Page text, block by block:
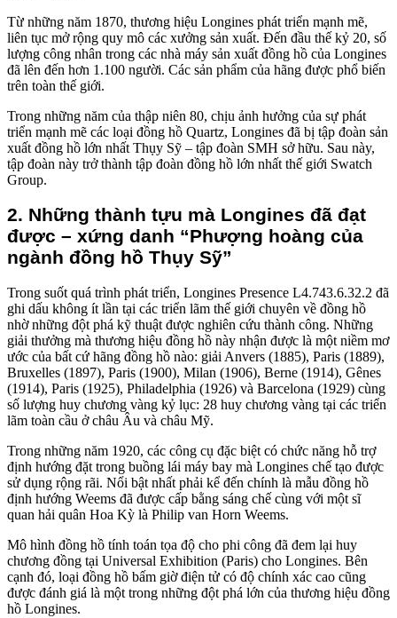
Từ những năm 1870, thương hiệu Longines phát triển mạnh mẽ,
liên tục mở rộng quy mô các xưởng sản xuất. Đến đầu thế kỷ 20, số
lượng công nhân trong các nhà máy sản xuất đồng hồ của Longines
đã lên đến hơn 1.100 người. Các sản phẩm của hãng được phổ biến
trên toàn thế giới.
Trong những năm của thập niên 80, chịu ảnh hưởng của sự phát
triển mạnh mẽ các loại đồng hồ Quartz, Longines đã bị tập đoàn sản
xuất đồng hồ lớn nhất Thụy Sỹ – tập đoàn SMH sở hữu. Sau này,
tập đoàn này trở thành tập đoàn đồng hồ lớn nhất thế giới Swatch
Group.
2. Những thành tựu mà Longines đã đạt
được – xứng danh “Phượng hoàng của
ngành đồng hồ Thụy Sỹ”
Trong suốt quá trình phát triển, Longines Presence L4.743.6.32.2 đã
ghi dấu không ít lần tại các triển lãm thế giới chuyên về đồng hồ
nhờ những đột phá kỹ thuật được nghiên cứu thành công. Những
giải thưởng mà thương hiệu đồng hồ này nhận được là một niềm mơ
ước của bất cứ hãng đồng hồ nào: giải Anvers (1885), Paris (1889),
Bruxelles (1897), Paris (1900), Milan (1906), Berne (1914), Gênes
(1914), Paris (1925), Philadelphia (1926) và Barcelona (1929) cùng
số lượng huy chương vàng kỷ lục: 28 huy chương vàng tại các triển
lãm toàn cầu ở châu Âu và châu Mỹ.
Trong những năm 1920, các công cụ đặc biệt có chức năng hỗ trợ
định hướng đặt trong buồng lái máy bay mà Longines chế tạo được
sử dụng rộng rãi. Nổi bật nhất phải kể đến chính là mẫu đồng hồ
định hướng Weems đã được cấp bằng sáng chế cùng với một sĩ
quan hải quân Hoa Kỳ là Philip van Horn Weems.
Mô hình đồng hồ tính toán tọa độ cho phi công đã đem lại huy
chương đồng tại Universal Exhibition (Paris) cho Longines. Bên
cạnh đó, loại đồng hồ bấm giờ điện tử có độ chính xác cao cũng
được đánh giá là một trong những đột phá lớn của thương hiệu đồng
hồ Longines.